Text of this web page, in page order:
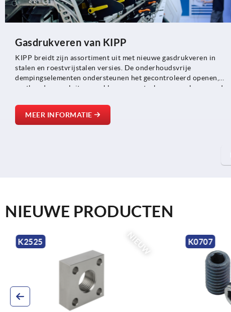
Gasdrukveren van KIPP
KIPP breidt zijn assortiment uit met nieuwe gasdrukveren in
stalen en roestvrijstalen versies. De onderhoudsvrije
dempingselementen ondersteunen het gecontroleerd openen,
vasthouden en sluiten van kleppen, motorkappen en bewegende
machinebouw, medische technologie en voertuig- en
installatiebouw.
MEER INFORMATIE
NIEUWE PRODUCTEN
NIEUW
K0707 K1130